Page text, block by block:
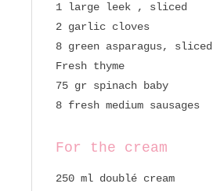
1 large leek , sliced
2 garlic cloves
8 green asparagus, sliced
Fresh thyme
75 gr spinach baby
8 fresh medium sausages
For the cream
250 ml doublé cream